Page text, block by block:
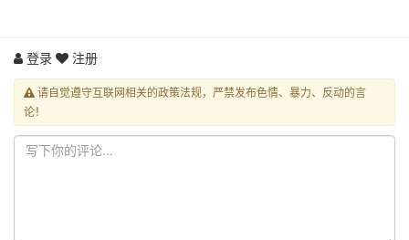
登录 注册
请自觉遵守互联网相关的政策法规，严禁发布色情、暴力、反动的言
论！